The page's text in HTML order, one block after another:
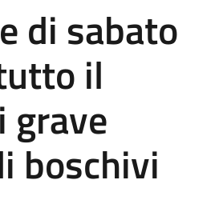
di sabato
il
boschivi